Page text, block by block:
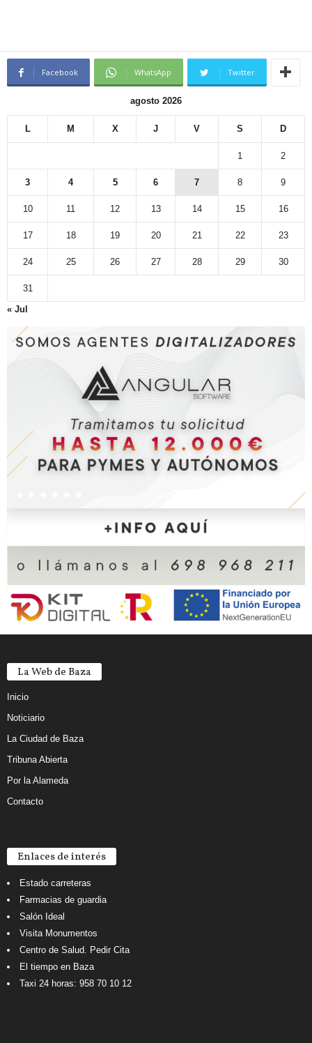
Facebook WhatsApp Twitter
agosto 2026
L M X J V S D
1 2
3 4 5 6 7 8 9
10 11 12 13 14 15 16
17 18 19 20 21 22 23
24 25 26 27 28 29 30
31
« Jul
La Web de Baza
Inicio
Noticiario
La Ciudad de Baza
Tribuna Abierta
Por la Alameda
Contacto
Enlaces de interés
Estado carreteras
Farmacias de guardia
Salón Ideal
Visita Monumentos
Centro de Salud. Pedir Cita
El tiempo en Baza
Taxi 24 horas: 958 70 10 12